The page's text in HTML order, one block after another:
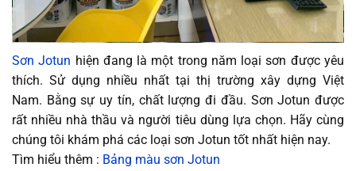
Sơn Jotun hiện đang là một trong năm loại sơn được yêu
thích. Sử dụng nhiều nhất tại thị trường xây dựng Việt
Nam. Bằng sự uy tín, chất lượng đi đầu. Sơn Jotun được
rất nhiều nhà thầu và người tiêu dùng lựa chọn. Hãy cùng
chúng tôi khám phá các loại sơn Jotun tốt nhất hiện nay.
Tìm hiểu thêm : Bảng màu sơn Jotun